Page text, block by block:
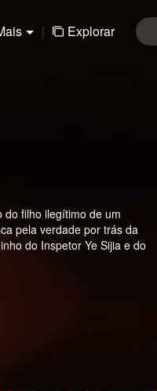
| Explorar
filho ilegítimo de um
pela verdade por trás da
do Inspetor Ye Sijia e do